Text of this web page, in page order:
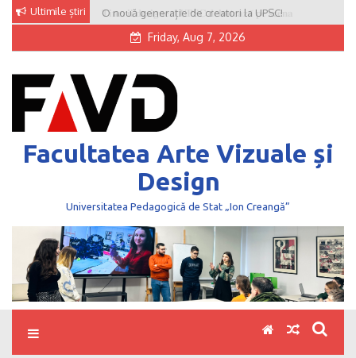
Skip
Ultimile știri O nouă generație de creatori la UPSC!
Friday, Aug 7, 2026
Facultatea Arte Vizuale și
Design
Universitatea Pedagogică de Stat „Ion Creangă”